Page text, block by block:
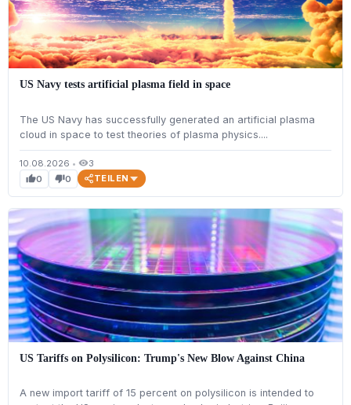
US Navy tests artificial plasma field in space
The US Navy has successfully generated an artificial plasma
cloud in space to test theories of plasma physics....
10.08.2026 • visibility3
thumb_up0 thumb_down0 TEILEN
US Tariffs on Polysilicon: Trump's New Blow Against China
A new import tariff of 15 percent on polysilicon is intended to